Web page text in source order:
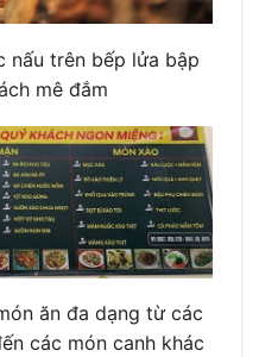
nấu trên bếp lửa bập
mê đắm
ăn đa dạng từ các
các món canh khác